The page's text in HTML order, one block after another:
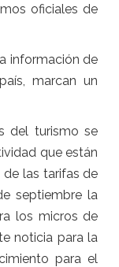
oficiales de
información de
marcan un
del turismo se
que están
de las tarifas de
septiembre la
los micros de
noticia para la
para el